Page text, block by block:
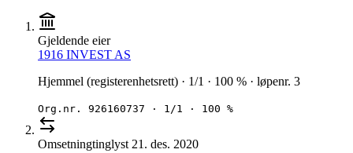
Gjeldende eier
1916 INVEST AS
Hjemmel (registerenhetsrett) · 1/1 · 100 % · løpenr. 3
Org.nr. 926160737 · 1/1 · 100 %
Omsetningtinglyst 21. des. 2020